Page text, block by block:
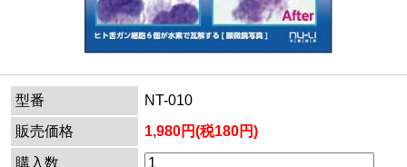
型番
NT-010
販売価格
1,980円(税180円)
購入数